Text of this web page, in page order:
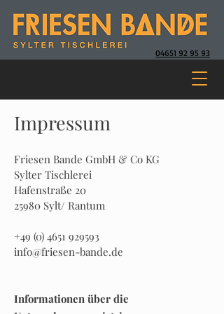
04651 92 95 93
Impressum
Friesen Bande GmbH & Co KG
Sylter Tischlerei
Hafenstraße 20
25980 Sylt/ Rantum
+49 (0) 4651 929593
info@friesen-bande.de
Informationen über die